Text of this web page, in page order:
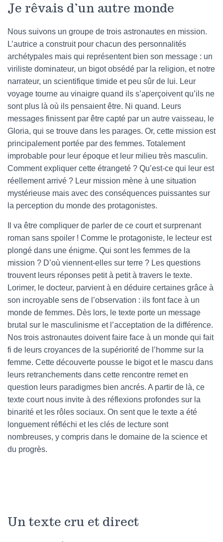
Je rêvais d’un autre monde
Nous suivons un groupe de trois astronautes en mission.
L’autrice a construit pour chacun des personnalités
archétypales mais qui représentent bien son message : un
viriliste dominateur, un bigot obsédé par la religion, et notre
narrateur, un scientifique timide et peu sûr de lui. Leur
voyage tourne au vinaigre quand ils s’aperçoivent qu’ils ne
sont plus là où ils pensaient être. Ni quand. Leurs
messages finissent par être capté par un autre vaisseau, le
Gloria, qui se trouve dans les parages. Or, cette mission est
principalement portée par des femmes. Totalement
improbable pour leur époque et leur milieu très masculin.
Comment expliquer cette étrangeté ? Qu’est-ce qui leur est
réellement arrivé ? Leur mission mène à une situation
mystérieuse mais avec des conséquences puissantes sur
la perception du monde des protagonistes.
Il va être compliquer de parler de ce court et surprenant
roman sans spoiler ! Comme le protagoniste, le lecteur est
plongé dans une énigme. Qui sont les femmes de la
mission ? D’où viennent-elles sur terre ? Les questions
trouvent leurs réponses petit à petit à travers le texte.
Lorimer, le docteur, parvient à en déduire certaines grâce à
son incroyable sens de l’observation : ils font face à un
monde de femmes. Dès lors, le texte porte un message
brutal sur le masculinisme et l’acceptation de la différence.
Nos trois astronautes doivent faire face à un monde qui fait
fi de leurs croyances de la supériorité de l’homme sur la
femme. Cette découverte pousse le bigot et le mascu dans
leurs retranchements dans cette rencontre remet en
question leurs paradigmes bien ancrés. A partir de là, ce
texte court nous invite à des réflexions profondes sur la
binarité et les rôles sociaux. On sent que le texte a été
longuement réfléchi et les clés de lecture sont
nombreuses, y compris dans le domaine de la science et
du progrès.
Un texte cru et direct